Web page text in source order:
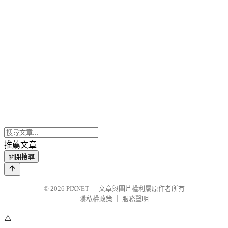
推薦文章
關閉搜尋
© 2026 PIXNET
文章與圖片權利屬原作者所有
隱私權政策
服務聲明
⚠️